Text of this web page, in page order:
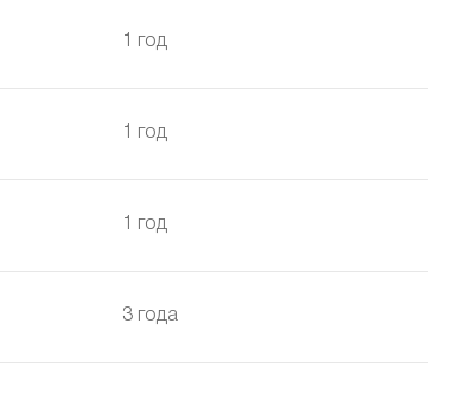
1 год
1 год
1 год
3 года